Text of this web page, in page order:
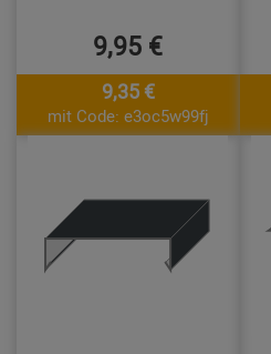
9,95 €
9,35 €
mit Code: e3oc5w99fj